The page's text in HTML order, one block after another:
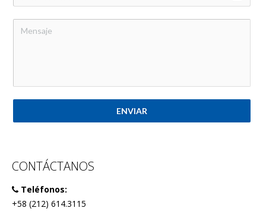
ENVIAR
CONTÁCTANOS
Teléfonos:
+58 (212) 614.3115